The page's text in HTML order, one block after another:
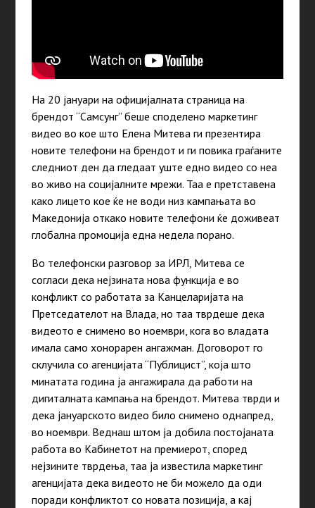
На 20 јануари на официјалната страница на
брендот “Самсунг” беше споделено маркетинг
видео во кое што Елена Митева ги презентира
новите телефони на брендот и ги повика граѓаните
следниот ден да гледаат уште едно видео со неа
во живо на социјалните мрежи. Таа е претставена
како лицето кое ќе не води низ кампањата во
Македонија откако новите телефони ќе доживеат
глобална промоција една недела порано.
Во телефонски разговор за ИРЛ, Митева се
согласи дека нејзината нова функција е во
конфликт со работата за Канцеларијата на
Претседателот на Влада, но таа тврдеше дека
видеото е снимено во ноември, кога во владата
имала само хонорарен ангажман. Договорот го
склучила со агенцијата “Публицист”, која што
минатата година ја ангажирала да работи на
дигиталната кампања на брендот. Митева тврди и
дека јануарското видео било снимено однапред,
во ноември. Веднаш штом ја добила постојаната
работа во Кабинетот на премиерот, според
нејзините тврдења, таа ја известила маркетинг
агенцијата дека видеото не би можело да оди
поради конфликтот со новата позиција, а кај